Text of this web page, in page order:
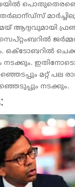
ആദ്യവുമായി
ചെക്ക്
മറ്റ് പല
നടക്കും.